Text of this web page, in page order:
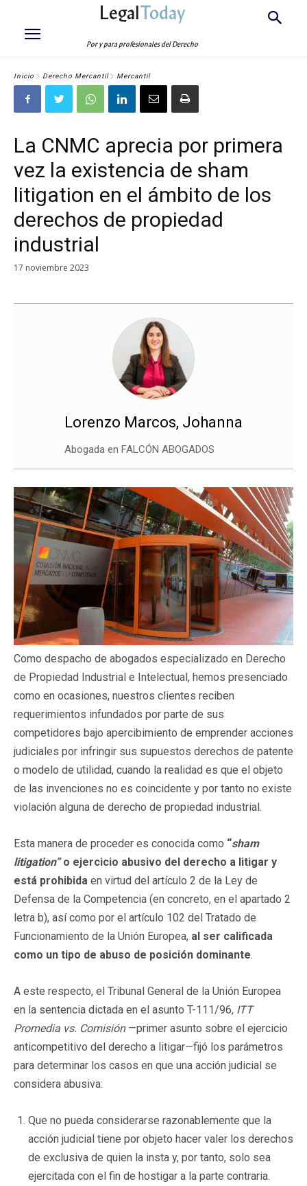
LegalToday
Por y para profesionales del Derecho
Inicio Derecho Mercantil Mercantil
La CNMC aprecia por primera
vez la existencia de sham
litigation en el ámbito de los
derechos de propiedad
industrial
17 noviembre 2023
Lorenzo Marcos, Johanna
Abogada en FALCÓN ABOGADOS
Como despacho de abogados especializado en Derecho
de Propiedad Industrial e Intelectual, hemos presenciado
como en ocasiones, nuestros clientes reciben
requerimientos infundados por parte de sus
competidores bajo apercibimiento de emprender acciones
judiciales por infringir sus supuestos derechos de patente
o modelo de utilidad, cuando la realidad es que el objeto
de las invenciones no es coincidente y por tanto no existe
violación alguna de derecho de propiedad industrial.
Esta manera de proceder es conocida como “sham
litigation”o ejercicio abusivo del derecho a litigar y
está prohibida en virtud del artículo 2 de la Ley de
Defensa de la Competencia (en concreto, en el apartado 2
letra b), así como por el artículo 102 del Tratado de
Funcionamiento de la Unión Europea, al ser calificada
como un tipo de abuso de posición dominante.
A este respecto, el Tribunal General de la Unión Europea
en la sentencia dictada en el asunto T-111/96, ITT
Promedia vs. Comisión—primer asunto sobre el ejercicio
anticompetitivo del derecho a litigar—fijó los parámetros
para determinar los casos en que una acción judicial se
considera abusiva:
Que no pueda considerarse razonablemente que la
acción judicial tiene por objeto hacer valer los derechos
de exclusiva de quien la insta y, por tanto, solo sea
ejercitada con el fin de hostigar a la parte contraria.